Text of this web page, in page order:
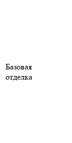
Базовая
отделка